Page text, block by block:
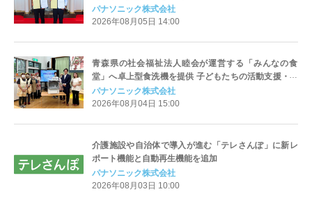
パナソニック株式会社
2026年08月05日 14:00
青森県の社会福祉法人睦会が運営する「みんなの食
堂」へ卓上型食洗機を提供 子どもたちの活動支援・新
たな子育て環境支援の機会を探索
パナソニック株式会社
2026年08月04日 15:00
介護施設や自治体で導入が進む「テレさんぽ」に新レ
ポート機能と自動再生機能を追加
パナソニック株式会社
2026年08月03日 10:00